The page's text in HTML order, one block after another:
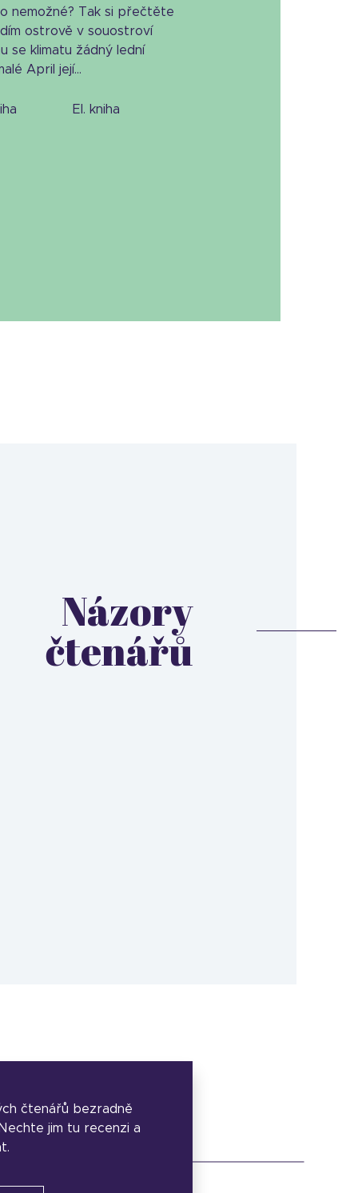
nemožné? Tak si přečtěte
ostrově v souostroví
se klimatu žádný lední
April její...
el. kniha
Názory
čtenářů
čtenářů bezradně
jim tu recenzi a